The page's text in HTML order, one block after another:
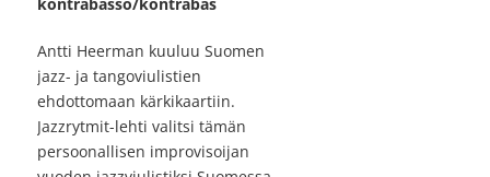
kontrabasso/kontrabas
Antti Heerman kuuluu Suomen
jazz- ja tangoviulistien
ehdottomaan kärkikaartiin.
Jazzrytmit-lehti valitsi tämän
persoonallisen improvisoijan